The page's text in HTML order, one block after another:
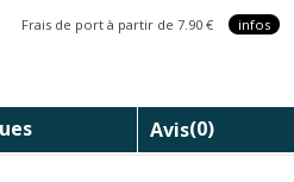
de port à partir de 7.90 € infos
Avis(0)